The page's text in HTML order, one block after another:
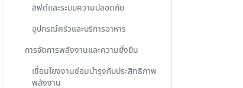
ลิฟต์และระบบความปลอดภัย
อุปกรณ์ครัวและบริการอาหาร
การจัดการพลังงานและความยั่งยืน
เชื่อมโยงงานซ่อมบำรุงกับประสิทธิภาพ
พลังงาน